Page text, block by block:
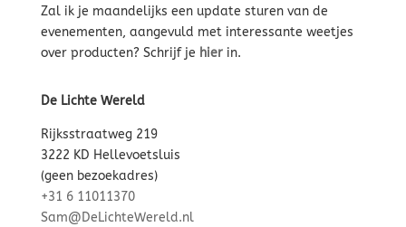
Zal ik je maandelijks een update sturen van de
evenementen, aangevuld met interessante weetjes
over producten? Schrijf je hierin.
De Lichte Wereld
Rijksstraatweg 219
3222 KD Hellevoetsluis
(geen bezoekadres)
+31 6 11011370
Sam@DeLichteWereld.nl